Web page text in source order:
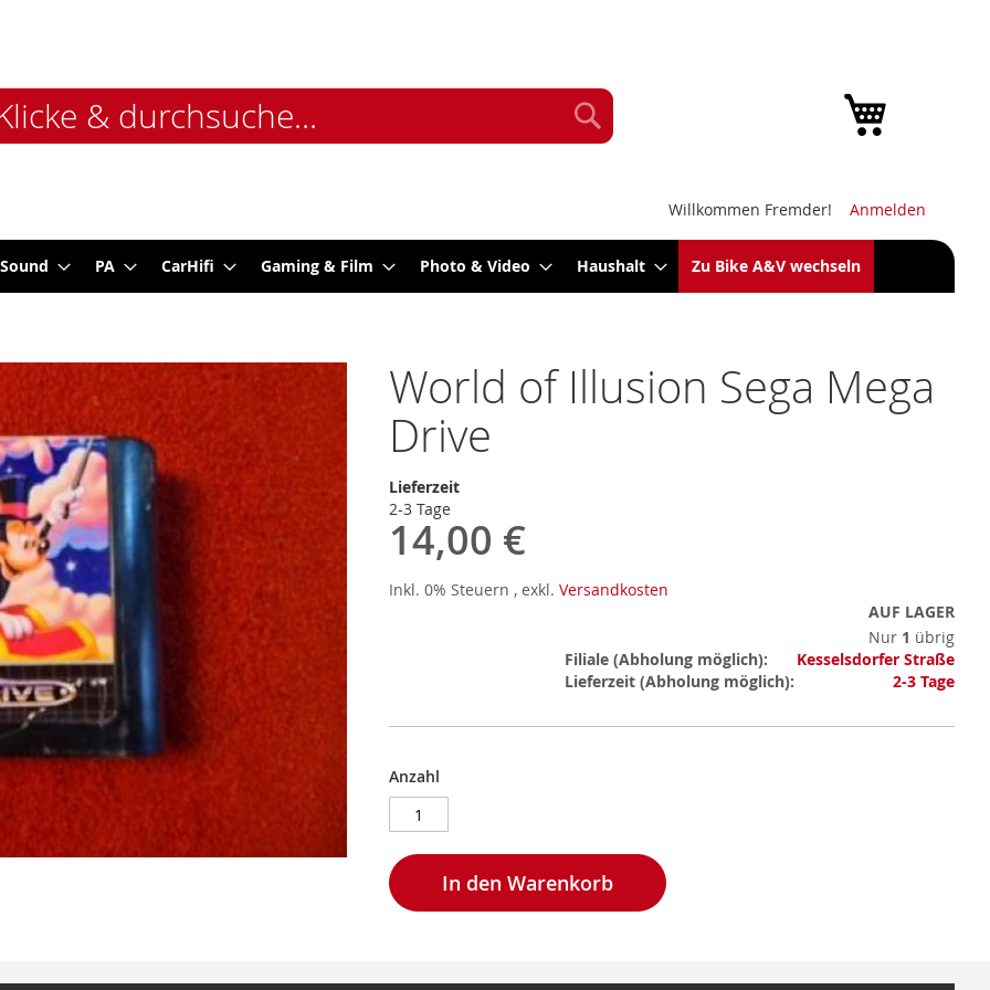
Willkommen Fremder! Anmelden
PA CarHifi Gaming & Film Photo & Video Haushalt Zu Bike A&V wechseln
World of Illusion Sega Mega
Drive
Lieferzeit
2-3 Tage
14,00 €
Inkl. 0% Steuern , exkl. Versandkosten
AUF LAGER
Nur 1 übrig
Mehr
Informationen
Filiale
Kesselsdorfer Straße
Lieferzeit
2-3 Tage
Anzahl
In den Warenkorb